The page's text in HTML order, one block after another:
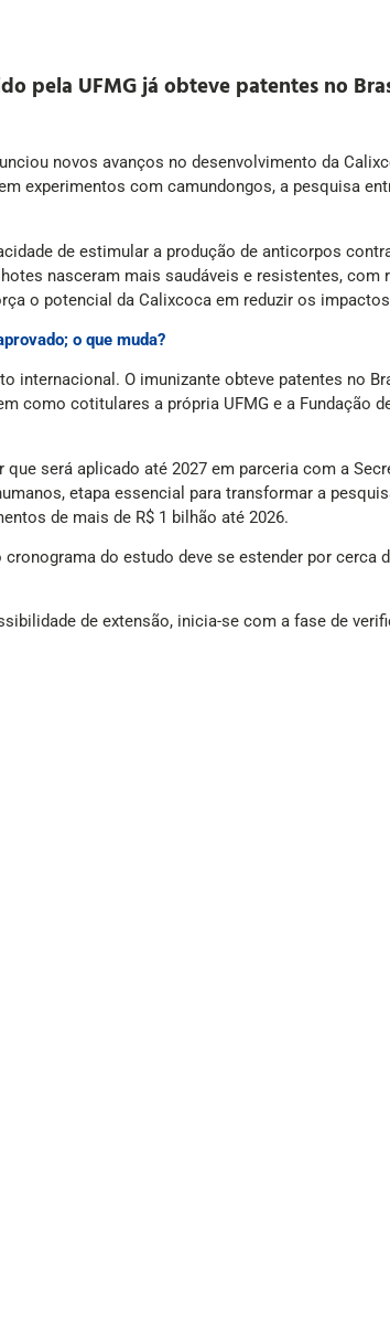
pela UFMG já obteve patentes no
novos avanços no desenvolvimento da
experimentos com camundongos, a pesquisa
de estimular a produção de anticorpos
nasceram mais saudáveis e resistentes,
o potencial da Calixcoca em reduzir os
o que muda?
internacional. O imunizante obteve patentes no
como cotitulares a própria UFMG e a Fundação
será aplicado até 2027 em parceria com a
etapa essencial para transformar a
de mais de R$ 1 bilhão até 2026.
do estudo deve se estender por
de extensão, inicia-se com a fase de